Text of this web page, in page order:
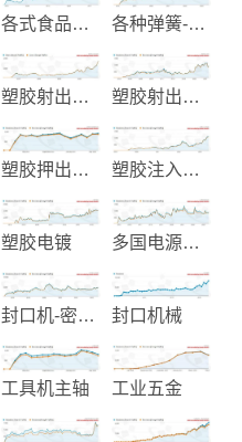
各式食品包装机械 各种弹簧-弹片制造
塑胶射出成品制造 塑胶射出成型
塑胶押出机整厂设备 塑胶注入成型机
塑胶电镀 多国电源线制造
封口机-密封机 封口机械
工具机主轴 工业五金